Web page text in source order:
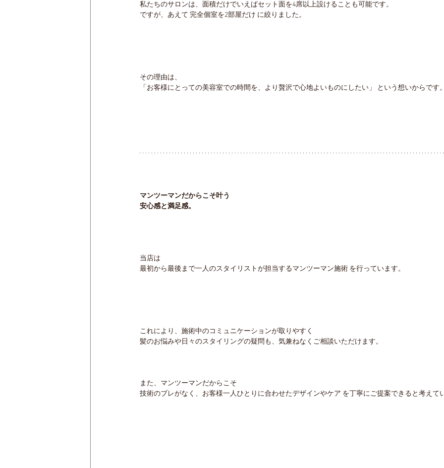
私たちのサロンは、面積だけでいえばセット面を4席以上設けることも可能です。
ですが、あえて 完全個室を2部屋だけ に絞りました。
その理由は、
「お客様にとっての美容室での時間を、より贅沢で心地よいものにしたい」 という想いからです
マンツーマンだからこそ叶う
安心感と満足感。
当店は
最初から最後まで一人のスタイリストが担当するマンツーマン施術 を行っています。
これにより、施術中のコミュニケーションが取りやすく
髪のお悩みや日々のスタイリングの疑問も、気兼ねなくご相談いただけます。
また、マンツーマンだからこそ
技術のブレがなく、お客様一人ひとりに合わせたデザインやケア を丁寧にご提案できると考えて